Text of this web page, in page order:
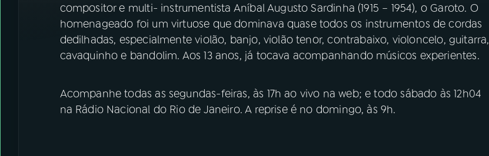
compositor e multi- instrumentista Aníbal Augusto Sardinha (1915 – 1954), o Garoto. O
homenageado foi um virtuose que dominava quase todos os instrumentos de cordas
dedilhadas, especialmente violão, banjo, violão tenor, contrabaixo, violoncelo, guitarra,
cavaquinho e bandolim. Aos 13 anos, já tocava acompanhando músicos experientes.
Acompanhe todas as segundas-feiras, às 17h ao vivo na web; e todo sábado às 12h04
na Rádio Nacional do Rio de Janeiro. A reprise é no domingo, às 9h.